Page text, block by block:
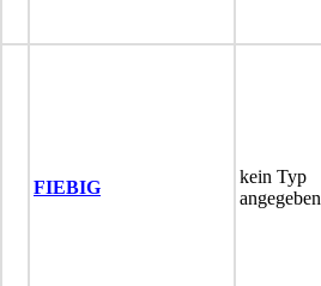
FIEBIG
kein Typ
angegeben